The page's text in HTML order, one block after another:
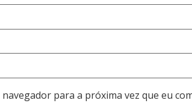
para a próxima vez que eu